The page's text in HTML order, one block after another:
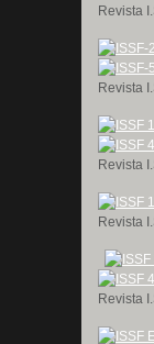
Revista
Revista
Revista
Revista
Revista